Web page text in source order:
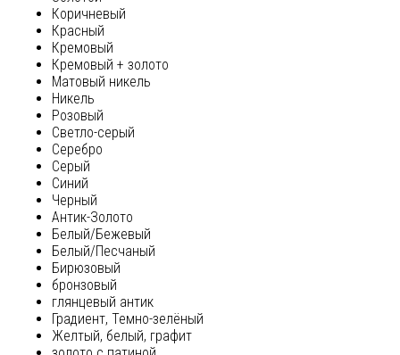
Коричневый
Красный
Кремовый
Кремовый + золото
Матовый никель
Никель
Розовый
Светло-серый
Серебро
Серый
Синий
Черный
Антик-Золото
Белый/Бежевый
Белый/Песчаный
Бирюзовый
бронзовый
глянцевый антик
Градиент, Темно-зелёный
Желтый, белый, графит